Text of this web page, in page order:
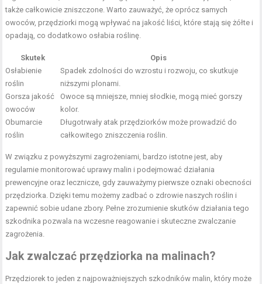
także całkowicie zniszczone. Warto zauważyć, że oprócz samych
owoców, przędziorki mogą wpływać na jakość liści, które stają się żółte i
opadają, co dodatkowo osłabia roślinę.
Skutek
Opis
Osłabienie
roślin
Spadek zdolności do wzrostu i rozwoju, co skutkuje
niższymi plonami.
Gorsza jakość
owoców
Owoce są mniejsze, mniej słodkie, mogą mieć gorszy
kolor.
Obumarcie
roślin
Długotrwały atak przędziorków może prowadzić do
całkowitego zniszczenia roślin.
W związku z powyższymi zagrożeniami, bardzo istotne jest, aby
regularnie monitorować uprawy malin i podejmować działania
prewencyjne oraz lecznicze, gdy zauważymy pierwsze oznaki obecności
przędziorka. Dzięki temu możemy zadbać o zdrowie naszych roślin i
zapewnić sobie udane zbory. Pełne zrozumienie skutków działania tego
szkodnika pozwala na wczesne reagowanie i skuteczne zwalczanie
zagrożenia.
Jak zwalczać przędziorka na malinach?
Przędziorek to jeden z najpoważniejszych szkodników malin, który może